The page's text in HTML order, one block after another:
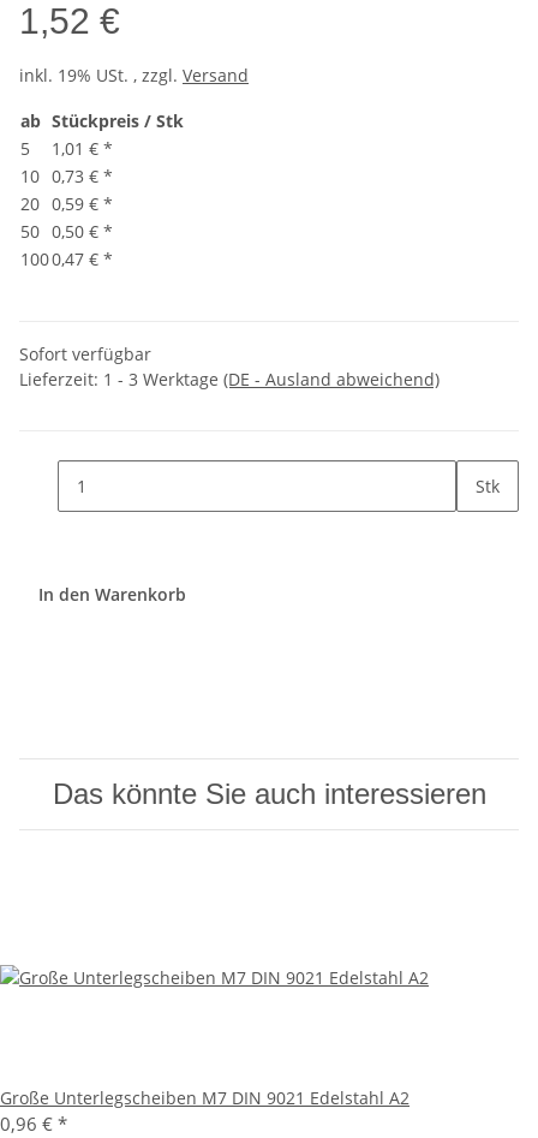
1,52 €
inkl. 19% USt. , zzgl. Versand
ab Stückpreis / Stk
5
1,01 € *
10 0,73 € *
20 0,59 € *
50 0,50 € *
1000,47 € *
Sofort verfügbar
Lieferzeit: 1 - 3 Werktage (DE - Ausland abweichend)
Stk
In den Warenkorb
Das könnte Sie auch interessieren
Große Unterlegscheiben M7 DIN 9021 Edelstahl A2
0,96 € *